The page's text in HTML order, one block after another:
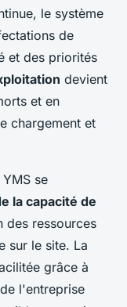
le système
de
et des priorités
devient
et en
chargement et
se
la capacité de
des ressources
sur le site. La
grâce à
l'entreprise